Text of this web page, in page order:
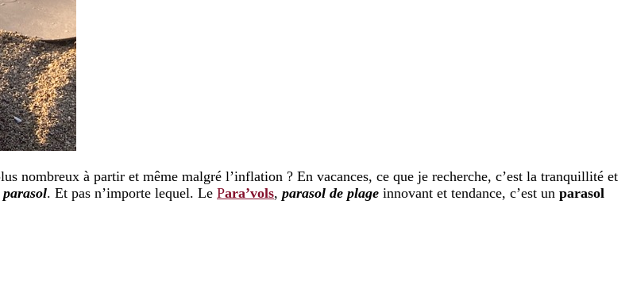
nombreux à partir et même malgré l’inflation ? En vacances, ce que je recherche, c’est la tranquillité et
parasol. Et pas n’importe lequel. Le Para’vols, parasol de plage innovant et tendance, c’est un parasol